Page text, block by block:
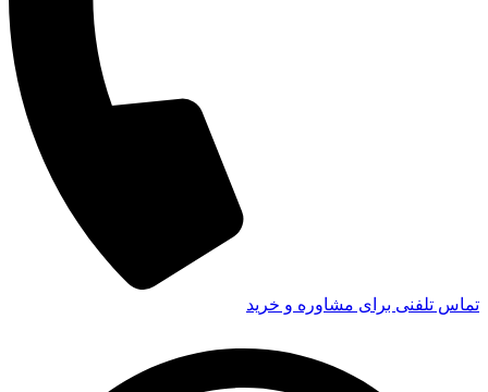
تماس تلفنی برای مشاوره و خرید